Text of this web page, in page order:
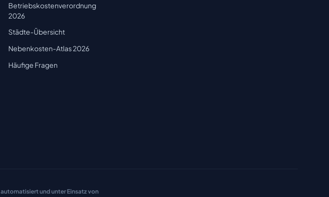
Betriebskostenverordnung
2026
Städte-Übersicht
Nebenkosten-Atlas 2026
Häufige Fragen
automatisiert und unter Einsatz von